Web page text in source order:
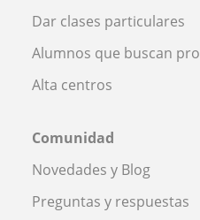
Dar clases particulares
Alumnos que buscan
Alta centros
Comunidad
Novedades y Blog
Preguntas y respuestas